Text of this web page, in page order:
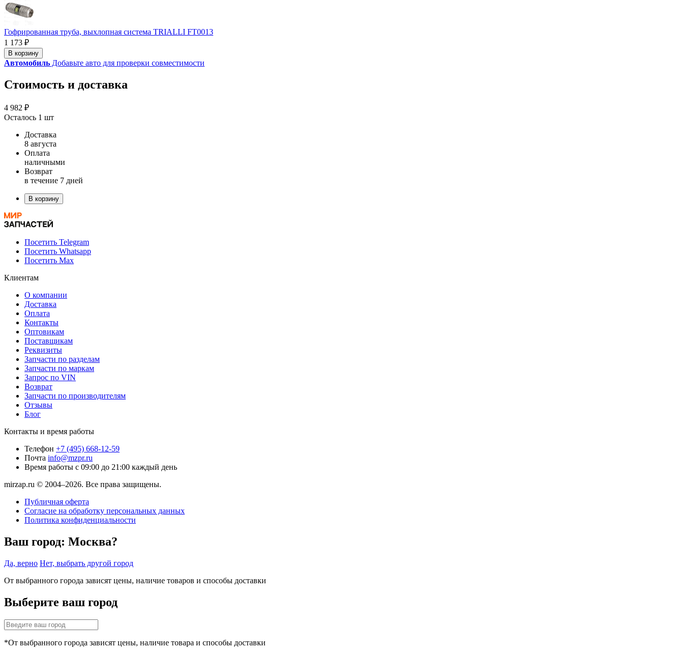
Гофрированная труба, выхлопная система TRIALLI FT0013
1 173 ₽
В корзину
Автомобиль Добавьте авто для проверки совместимости
Стоимость и доставка
4 982 ₽
Осталось 1 шт
Доставка
8 августа
Оплата
наличными
Возврат
в течение 7 дней
В корзину
Посетить Telegram
Посетить Whatsapp
Посетить Max
Клиентам
О компании
Доставка
Оплата
Контакты
Оптовикам
Поставщикам
Реквизиты
Запчасти по разделам
Запчасти по маркам
Запрос по VIN
Возврат
Запчасти по производителям
Отзывы
Блог
Контакты и время работы
Телефон +7 (495) 668-12-59
Почта info@mzpr.ru
Время работы с 09:00 до 21:00 каждый день
mirzap.ru © 2004–2026. Все права защищены.
Публичная оферта
Согласие на обработку персональных данных
Политика конфиденциальности
Ваш город: Москва?
Да, верно Нет, выбрать другой город
От выбранного города зависят цены, наличие товаров и способы доставки
Выберите ваш город
*От выбранного города зависят цены, наличие товара и способы доставки